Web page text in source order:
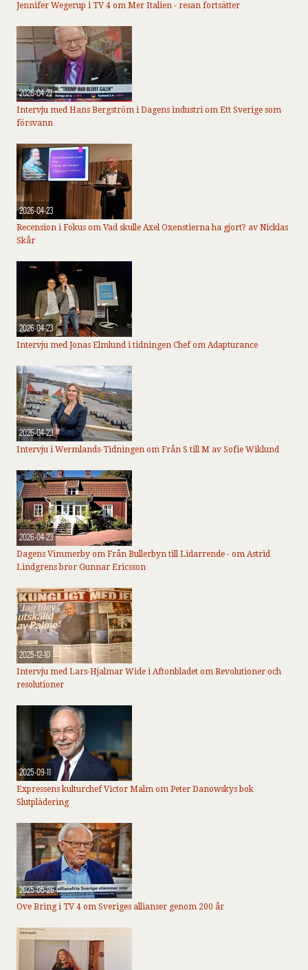
Jennifer Wegerup i TV 4 om Mer Italien - resan fortsätter
2026-04-27
Intervju med Hans Bergström i Dagens industri om Ett Sverige som
försvann
2026-04-23
Recension i Fokus om Vad skulle Axel Oxenstierna ha gjort? av Nicklas
Skår
2026-04-23
Intervju med Jonas Elmlund i tidningen Chef om Adapturance
2026-04-23
Intervju i Wermlands-Tidningen om Från S till M av Sofie Wiklund
2026-04-23
Dagens Vimmerby om Från Bullerbyn till Lidarrende - om Astrid
Lindgrens bror Gunnar Ericsson
2025-12-10
Intervju med Lars-Hjalmar Wide i Aftonbladet om Revolutioner och
resolutioner
2025-09-11
Expressens kulturchef Victor Malm om Peter Danowskys bok
Slutplädering
2025-05-26
Ove Bring i TV 4 om Sveriges allianser genom 200 år